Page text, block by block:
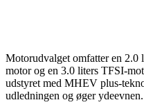
Motorudvalget omfatter en
motor og en 3.0 liters TFSI-
udstyret med MHEV plus-
udledningen og øger ydeevnen.